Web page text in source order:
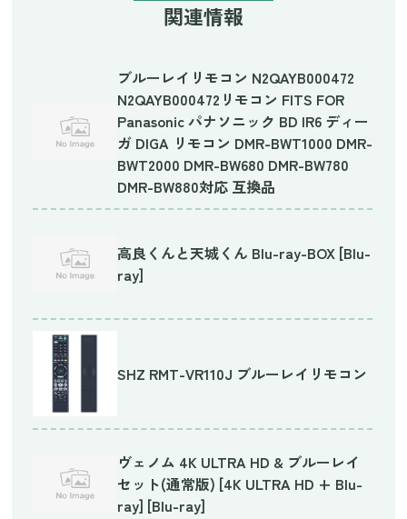
関連情報
ブルーレイリモコン N2QAYB000472
N2QAYB000472リモコン FITS FOR
Panasonic パナソニック BD IR6 ディー
ガ DIGA リモコン DMR-BWT1000 DMR-
BWT2000 DMR-BW680 DMR-BW780
DMR-BW880対応 互換品
高良くんと天城くん Blu-ray-BOX [Blu-
ray]
SHZ RMT-VR110J ブルーレイリモコン
ヴェノム 4K ULTRA HD & ブルーレイ
セット(通常版) [4K ULTRA HD + Blu-
ray] [Blu-ray]